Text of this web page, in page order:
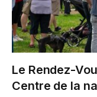
Le Rendez-
Centre de la